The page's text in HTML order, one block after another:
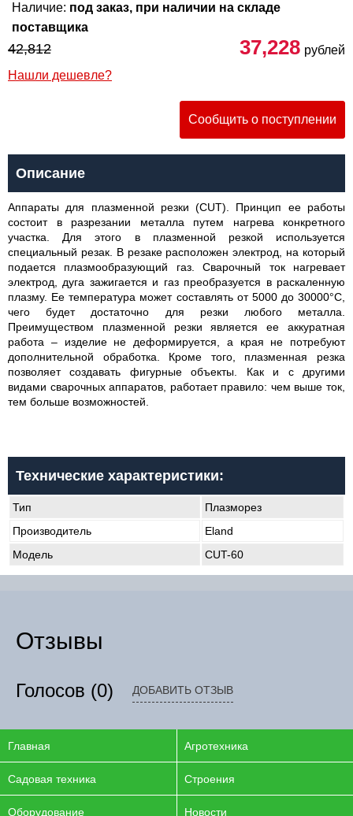
Наличие: под заказ, при наличии на складе
поставщика
42,812 37,228 рублей
Нашли дешевле?
Сообщить о поступлении
Описание
Аппараты для плазменной резки (CUT). Принцип ее работы
состоит в разрезании металла путем нагрева конкретного
участка. Для этого в плазменной резкой используется
специальный резак. В резаке расположен электрод, на который
подается плазмообразующий газ. Сварочный ток нагревает
электрод, дуга зажигается и газ преобразуется в раскаленную
плазму. Ее температура может составлять от 5000 до 30000°C,
чего будет достаточно для резки любого металла.
Преимуществом плазменной резки является ее аккуратная
работа – изделие не деформируется, а края не потребуют
дополнительной обработка. Кроме того, плазменная резка
позволяет создавать фигурные объекты. Как и с другими
видами сварочных аппаратов, работает правило: чем выше ток,
тем больше возможностей.
Технические характеристики:
Тип
Плазморез
Производитель
Eland
Модель
CUT-60
Отзывы
Голосов (0) ДОБАВИТЬ ОТЗЫВ
Главная Агротехника
Садовая техника Строения
Оборудование Новости